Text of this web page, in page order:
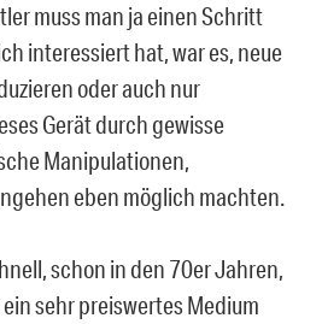
muss man ja einen Schritt
interessiert hat, war es, neue
oder auch nur
Gerät durch gewisse
Manipulationen,
eben möglich machten.
schon in den 70er Jahren,
sehr preiswertes Medium